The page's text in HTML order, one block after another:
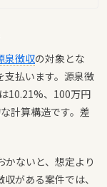
泉徴収の対象とな
支払います。源泉徴
10.21%、100万円
計算構造です。差
ないと、想定より
がある案件では、